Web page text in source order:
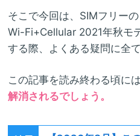
そこで今回は、SIMフリー
Wi-Fi+Cellular 2021年秋モ
する際、よくある疑問に全
この記事を読み終わる頃には
解消されるでしょう。